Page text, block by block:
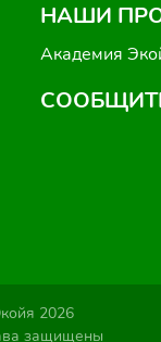
НАШИ
Академия
2026
защищены